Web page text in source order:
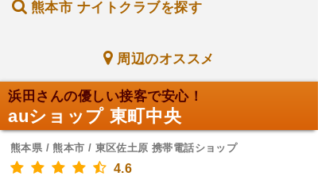
熊本市 ナイトクラブを探す
周辺のオススメ
浜田さんの優しい接客で安心！
auショップ 東町中央
熊本県 / 熊本市 / 東区佐土原 携帯電話ショップ
4.6